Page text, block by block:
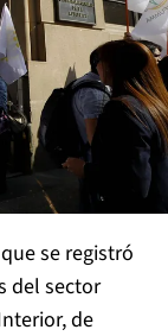
se registró
del sector
de